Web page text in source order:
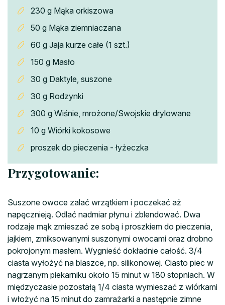
230 g Mąka orkiszowa
50 g Mąka ziemniaczana
60 g Jaja kurze całe (1 szt.)
150 g Masło
30 g Daktyle, suszone
30 g Rodzynki
300 g Wiśnie, mrożone/Swojskie drylowane
10 g Wiórki kokosowe
proszek do pieczenia - łyżeczka
Przygotowanie:
Suszone owoce zalać wrzątkiem i poczekać aż
napęcznieją. Odlać nadmiar płynu i zblendować. Dwa
rodzaje mąk zmieszać ze sobą i proszkiem do pieczenia,
jajkiem, zmiksowanymi suszonymi owocami oraz drobno
pokrojonym masłem. Wygnieść dokładnie całość. 3/4
ciasta wyłożyć na blaszce, np. silikonowej. Ciasto piec w
nagrzanym piekarniku około 15 minut w 180 stopniach. W
międzyczasie pozostałą 1/4 ciasta wymieszać z wiórkami
i włożyć na 15 minut do zamrażarki a następnie zimne